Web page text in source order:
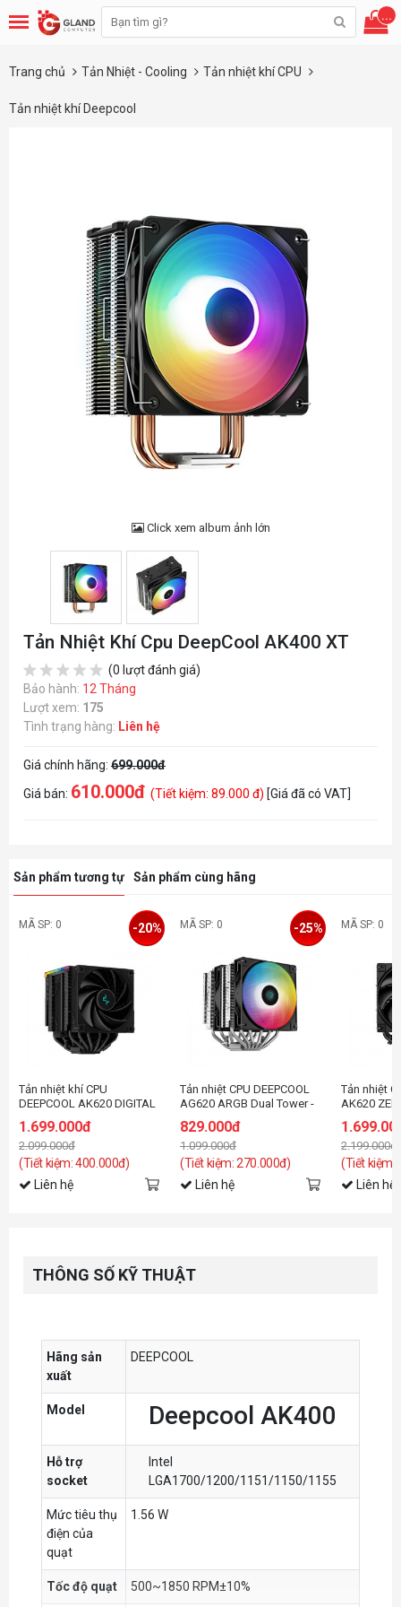
...
Trang chủ Tản Nhiệt - Cooling Tản nhiệt khí CPU
Tản nhiệt khí Deepcool
Click xem album ảnh lớn
Tản Nhiệt Khí Cpu DeepCool AK400 XT
(0 lượt đánh giá)
Bảo hành: 12 Tháng
Lượt xem: 175
Tình trạng hàng: Liên hệ
Giá chính hãng: 699.000đ
Giá bán: 610.000đ (Tiết kiệm: 89.000 đ) [Giá đã có VAT]
Sản phẩm tương tự Sản phẩm cùng hãng
MÃ SP: 0
Tản nhiệt khí CPU
DEEPCOOL AK620 DIGITAL
1.699.000đ
2.099.000đ
(Tiết kiệm: 400.000đ)
-20%
Liên hệ
MÃ SP: 0
Tản nhiệt CPU DEEPCOOL
AG620 ARGB Dual Tower -
829.000đ
1.099.000đ
(Tiết kiệm: 270.000đ)
-25%
Liên hệ
MÃ SP: 0
Tản nhiệt
AK620
2.199.000đ
(Tiết kiệm:
Liên hệ
THÔNG SỐ KỸ THUẬT
Hãng sản
xuất
DEEPCOOL
Model Deepcool AK400
Hỗ trợ
socket
Intel
LGA1700/1200/1151/1150/1155
Mức tiêu thụ
điện của
quạt
1.56 W
Tốc độ quạt 500~1850 RPM±10%